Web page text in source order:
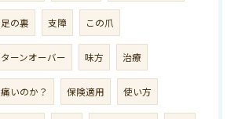
足の裏 支障 この爪
ターンオーバー 味方 治療
痛いのか？ 保険適用 使い方